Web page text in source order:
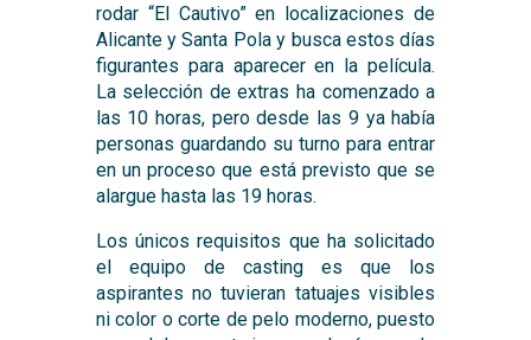
rodar “El Cautivo” en localizaciones de
Alicante y Santa Pola y busca estos días
figurantes para aparecer en la película.
La selección de extras ha comenzado a
las 10 horas, pero desde las 9 ya había
personas guardando su turno para entrar
en un proceso que está previsto que se
alargue hasta las 19 horas.
Los únicos requisitos que ha solicitado
el equipo de casting es que los
aspirantes no tuvieran tatuajes visibles
ni color o corte de pelo moderno, puesto